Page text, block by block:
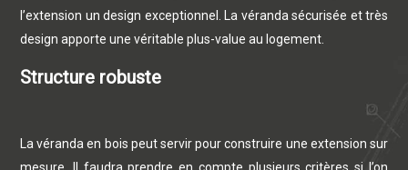
l’extension un design exceptionnel. La véranda sécurisée et très
design apporte une véritable plus-value au logement.
Structure robuste
La véranda en bois peut servir pour construire une extension sur